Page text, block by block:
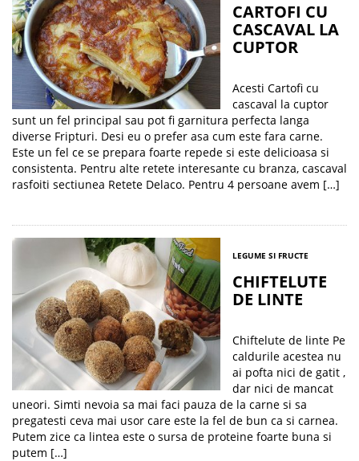
CARTOFI CU
CASCAVAL LA
CUPTOR
Acesti Cartofi cu
cascaval la cuptor
sunt un fel principal sau pot fi garnitura perfecta langa
diverse Fripturi. Desi eu o prefer asa cum este fara carne.
Este un fel ce se prepara foarte repede si este delicioasa si
consistenta. Pentru alte retete interesante cu branza, cascaval
rasfoiti sectiunea Retete Delaco. Pentru 4 persoane avem […]
LEGUME SI FRUCTE
CHIFTELUTE
DE LINTE
Chiftelute de linte Pe
caldurile acestea nu
ai pofta nici de gatit ,
dar nici de mancat
uneori. Simti nevoia sa mai faci pauza de la carne si sa
pregatesti ceva mai usor care este la fel de bun ca si carnea.
Putem zice ca lintea este o sursa de proteine foarte buna si
putem […]